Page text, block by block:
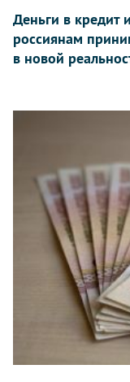
Деньги в кредит
россиянам
в новой